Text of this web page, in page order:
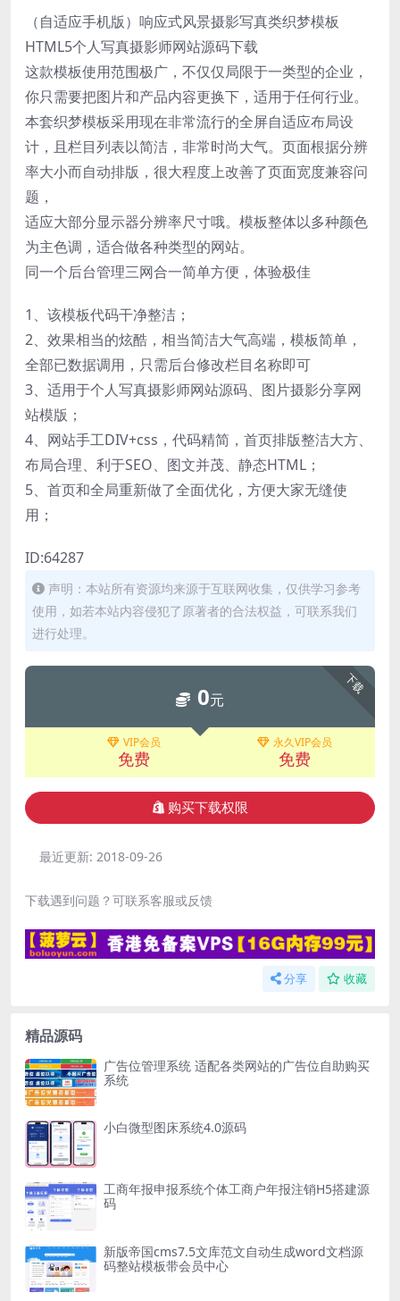
（自适应手机版）响应式风景摄影写真类织梦模板
HTML5个人写真摄影师网站源码下载
这款模板使用范围极广，不仅仅局限于一类型的企业，
你只需要把图片和产品内容更换下，适用于任何行业。
本套织梦模板采用现在非常流行的全屏自适应布局设
计，且栏目列表以简洁，非常时尚大气。页面根据分辨
率大小而自动排版，很大程度上改善了页面宽度兼容问
题，
适应大部分显示器分辨率尺寸哦。模板整体以多种颜色
为主色调，适合做各种类型的网站。
同一个后台管理三网合一简单方便，体验极佳
1、该模板代码干净整洁；
2、效果相当的炫酷，相当简洁大气高端，模板简单，
全部已数据调用，只需后台修改栏目名称即可
3、适用于个人写真摄影师网站源码、图片摄影分享网
站模版；
4、网站手工DIV+css，代码精简，首页排版整洁大方、
布局合理、利于SEO、图文并茂、静态HTML；
5、首页和全局重新做了全面优化，方便大家无缝使
用；
ID:64287
声明：本站所有资源均来源于互联网收集，仅供学习参考
使用，如若本站内容侵犯了原著者的合法权益，可联系我们
进行处理。
下载
0元
VIP会员
免费
永久VIP会员
免费
购买下载权限
最近更新: 2018-09-26
下载遇到问题？可联系客服或反馈
分享 收藏
精品源码
广告位管理系统 适配各类网站的广告位自助购买
系统
小白微型图床系统4.0源码
工商年报申报系统个体工商户年报注销H5搭建源
码
新版帝国cms7.5文库范文自动生成word文档源
码整站模板带会员中心